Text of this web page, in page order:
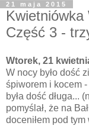
21 maja 2015
Kwietniówka
Część 3 -
Wtorek, 21
W nocy było dość
śpiworem i kocem
była dość długa...
pomyślał, że na
doceniłem pod